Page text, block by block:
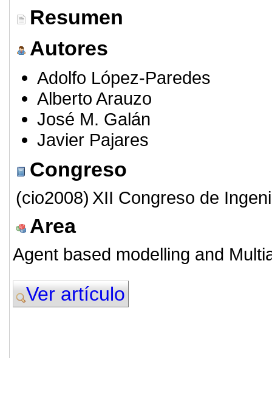
Resumen
Autores
Adolfo López-Paredes
Alberto Arauzo
José M. Galán
Javier Pajares
Congreso
(cio2008) XII Congreso de
Area
Agent based modelling and
Ver artículo